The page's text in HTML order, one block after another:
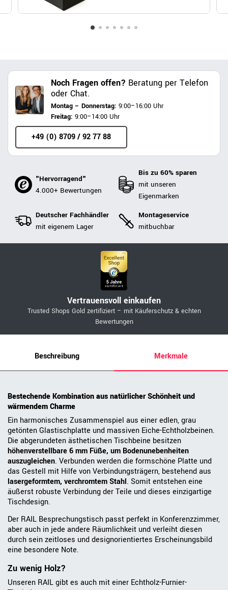
Noch Fragen offen? Beratung per Telefon
oder Chat.
Montag – Donnerstag: 9:00–16:00 Uhr
Freitag: 9:00–14:00 Uhr
+49 (0) 8709 / 92 77 88
"Hervorragend"
4.000+ Bewertungen
Bis zu 60% sparen
mit unseren
Eigenmarken
Deutscher Fachhändler
mit eigenem Lager
Montageservice
mitbuchbar
Vertrauensvoll einkaufen
Trusted Shops Gold zertifiziert – mit Käuferschutz & echten
Bewertungen
Beschreibung Merkmale
Bestechende Kombination aus natürlicher Schönheit und
wärmendem Charme
Ein harmonisches Zusammenspiel aus einer edlen, grau
getönten Glastischplatte und massiven Eiche-Echtholzbeinen.
Die abgerundeten ästhetischen Tischbeine besitzen
höhenverstellbare 6 mm Füße, um Bodenunebenheiten
auszugleichen. Verbunden werden die formschöne Platte und
das Gestell mit Hilfe von Verbindungsträgern, bestehend aus
lasergeformtem, verchromtem Stahl. Somit entstehen eine
äußerst robuste Verbindung der Teile und dieses einzigartige
Tischdesign.
Der RAIL Besprechungstisch passt perfekt in Konferenzzimmer,
aber auch in jede andere Räumlichkeit und verleiht diesen
durch sein zeitloses und designorientiertes Erscheinungsbild
eine besondere Note.
Zu wenig Holz?
Unseren RAIL gibt es auch mit einer Echtholz-Furnier-